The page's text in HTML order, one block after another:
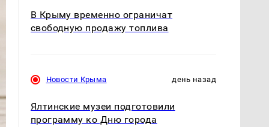
В Крыму временно ограничат
свободную продажу топлива
Новости Крыма день назад
Ялтинские музеи подготовили
программу ко Дню города